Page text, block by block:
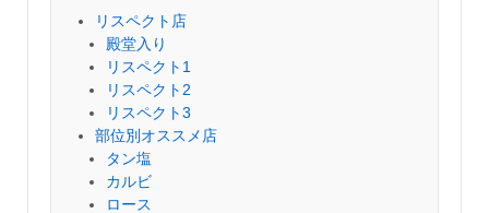
リスペクト店
殿堂入り
リスペクト1
リスペクト2
リスペクト3
部位別オススメ店
タン塩
カルビ
ロース